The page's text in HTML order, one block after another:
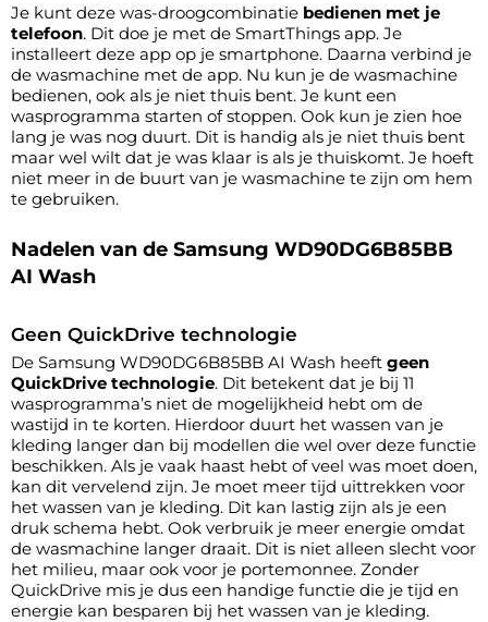
Je kunt deze was-droogcombinatie bedienen met je
telefoon. Dit doe je met de SmartThings app. Je
installeert deze app op je smartphone. Daarna verbind je
de wasmachine met de app. Nu kun je de wasmachine
bedienen, ook als je niet thuis bent. Je kunt een
wasprogramma starten of stoppen. Ook kun je zien hoe
lang je was nog duurt. Dit is handig als je niet thuis bent
maar wel wilt dat je was klaar is als je thuiskomt. Je hoeft
niet meer in de buurt van je wasmachine te zijn om hem
te gebruiken.
Nadelen van de Samsung WD90DG6B85BB
AI Wash
Geen QuickDrive technologie
De Samsung WD90DG6B85BB AI Wash heeft geen
QuickDrive technologie. Dit betekent dat je bij 11
wasprogramma’s niet de mogelijkheid hebt om de
wastijd in te korten. Hierdoor duurt het wassen van je
kleding langer dan bij modellen die wel over deze functie
beschikken. Als je vaak haast hebt of veel was moet doen,
kan dit vervelend zijn. Je moet meer tijd uittrekken voor
het wassen van je kleding. Dit kan lastig zijn als je een
druk schema hebt. Ook verbruik je meer energie omdat
de wasmachine langer draait. Dit is niet alleen slecht voor
het milieu, maar ook voor je portemonnee. Zonder
QuickDrive mis je dus een handige functie die je tijd en
energie kan besparen bij het wassen van je kleding.